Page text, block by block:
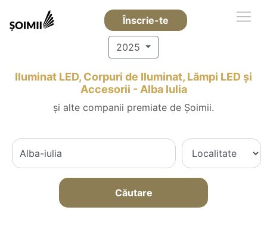
Înscrie-te
2025
Iluminat LED, Corpuri de Iluminat, Lămpi LED și
Accesorii - Alba Iulia
și alte companii premiate de Șoimii.
Căutare